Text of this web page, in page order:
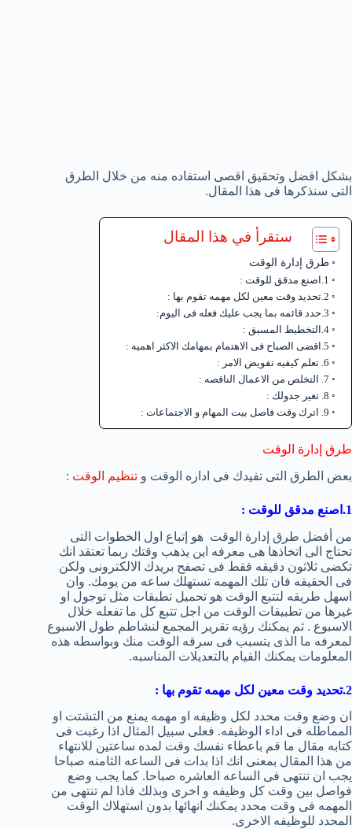
بشكل افضل وتحقيق اقصى استفاده منه من خلال الطرق
التى سنذكرها فى هذا المقال.
ستقرأ في هذا المقال
طرق إدارة الوقت
1.اصنع مدقق للوقت :
2.تحديد وقت معين لكل مهمه تقوم بها :
3.حدد قائمه بما يجب عليك فعله فى اليوم:
4.التخطيط المسبق :
5.اقضى الصباح فى الاهتمام بمهامك الاكثر اهميه :
6. تعلم كيفيه تفويض الامر :
7. التخلص من الاعمال الناقصه :
8. تغير جدولك :
9. اترك وقت فاصل بيت المهام و الاجتماعات :
طرق إدارة الوقت
بعض الطرق التى تفيدك فى اداره الوقت و تنظيم الوقت :
1.اصنع مدقق للوقت :
من أفضل طرق إدارة الوقت هو إتباع اول الخطوات التى
تحتاج الى اتخاذها هى معرفه اين يذهب وقتك ربما تعتقد انك
تكضى ثلاثون دقيقه فقط فى تصفح بريدك الالكترونى ولكن
فى الحقيقه فان تلك المهمه تستهلك ساعه من يومك. وان
اسهل طريقه لتتبع الوقت هو تحميل تطبقات مثل توجول او
غيرها من تطبيقات الوقت من اجل تتبع كل ما تفعله خلال
الاسبوع . ثم يمكنك رؤيه تقرير المجمع لنشاطم طول الاسبوع
لمعرفه ما الذى يتسبب فى سرقه الوقت منك وبواسطه هذه
المعلومات يمكنك القيام بالتعديلات المناسبه.
2.تحديد وقت معين لكل مهمه تقوم بها :
ان وضع وقت محدد لكل وظيفه او مهمه يمنع من التشتت او
المماطله فى اداء الوظيفه. فعلى سبيل المثال اذا رغبت فى
كتابه مقال ما قم باعطاء نفسك وقت لمده ساعتين للانتهاء
من هذا المقال بمعنى انك اذا بدات فى الساعه الثامنه صباحا
يجب ان تنتهى فى الساعه العاشره صباحا. كما يجب وضع
فواصل بين وقت كل وظيفه و اخرى وبذلك فاذا لم تنتهى من
المهمه فى وقت محدد يمكنك انهائها بدون استهلاك الوقت
المحدد للوظيفه الاخرى.